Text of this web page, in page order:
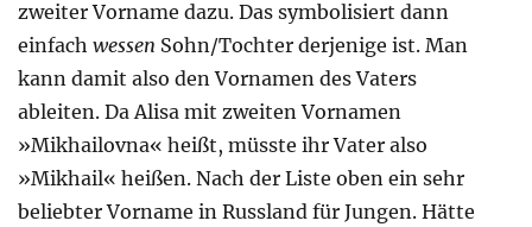
zweiter Vorname dazu. Das symbolisiert dann
einfach wessen Sohn/Tochter derjenige ist. Man
kann damit also den Vornamen des Vaters
ableiten. Da Alisa mit zweiten Vornamen
»Mikhailovna« heißt, müsste ihr Vater also
»Mikhail« heißen. Nach der Liste oben ein sehr
beliebter Vorname in Russland für Jungen. Hätte